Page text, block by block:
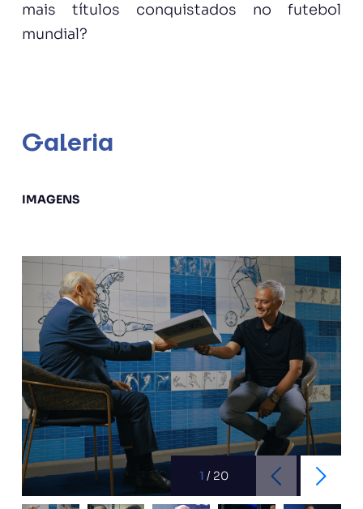
mais títulos conquistados no futebol
mundial?
Galeria
IMAGENS
1 / 20